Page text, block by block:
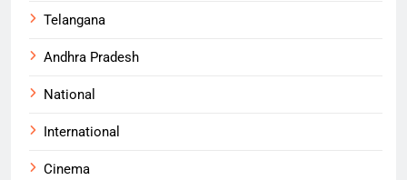
Telangana
Andhra Pradesh
National
International
Cinema